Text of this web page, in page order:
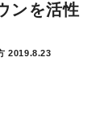
ンを活性
2019.8.23